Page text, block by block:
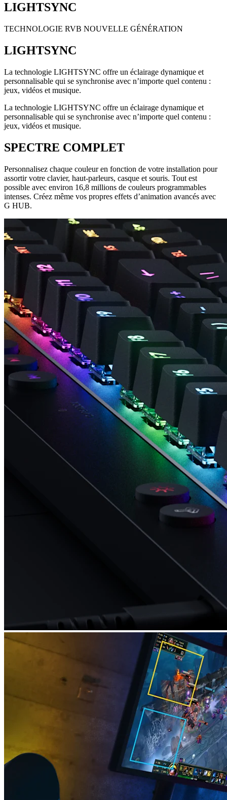
LIGHTSYNC
TECHNOLOGIE RVB NOUVELLE GÉNÉRATION
LIGHTSYNC
La technologie LIGHTSYNC offre un éclairage dynamique et
personnalisable qui se synchronise avec n’importe quel contenu :
jeux, vidéos et musique.
La technologie LIGHTSYNC offre un éclairage dynamique et
personnalisable qui se synchronise avec n’importe quel contenu :
jeux, vidéos et musique.
SPECTRE COMPLET
Personnalisez chaque couleur en fonction de votre installation pour
assortir votre clavier, haut-parleurs, casque et souris. Tout est
possible avec environ 16,8 millions de couleurs programmables
intenses. Créez même vos propres effets d’animation avancés avec
G HUB.